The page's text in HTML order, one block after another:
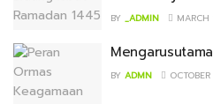
BY _ADMIN
BY ADMN